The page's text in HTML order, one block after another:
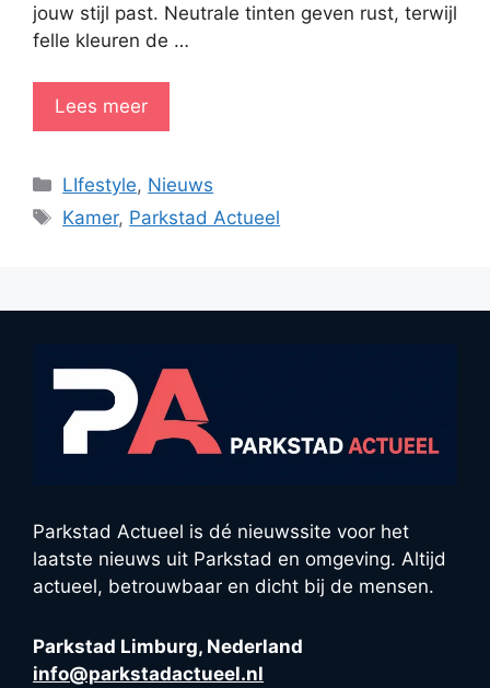
jouw stijl past. Neutrale tinten geven rust, terwijl
felle kleuren de …
Lees meer
Categorieën
LIfestyle, Nieuws
Tags
Kamer, Parkstad Actueel
Parkstad Actueel is dé nieuwssite voor het
laatste nieuws uit Parkstad en omgeving. Altijd
actueel, betrouwbaar en dicht bij de mensen.
Parkstad Limburg, Nederland
info@parkstadactueel.nl